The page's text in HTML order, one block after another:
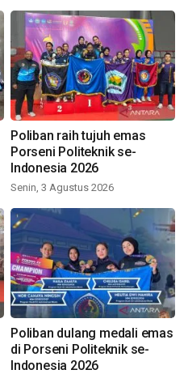
Poliban raih tujuh emas
Porseni Politeknik se-
Indonesia 2026
Senin, 3 Agustus 2026
Poliban dulang medali emas
di Porseni Politeknik se-
Indonesia 2026